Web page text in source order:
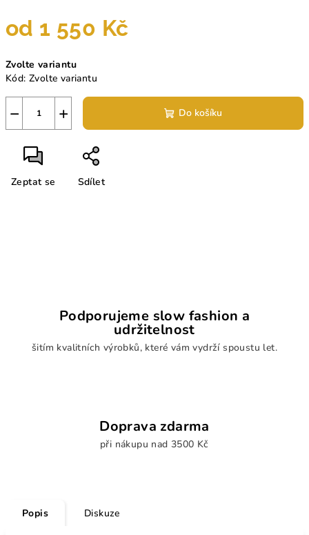
od 1 550 Kč
cena:
Zvolte variantu
Kód: Zvolte variantu
+
− Do košíku
Zeptat se Sdílet
Podporujeme slow fashion a
udržitelnost
šitím kvalitních výrobků, které vám vydrží spoustu let.
Doprava zdarma
při nákupu nad 3500 Kč
Popis Diskuze